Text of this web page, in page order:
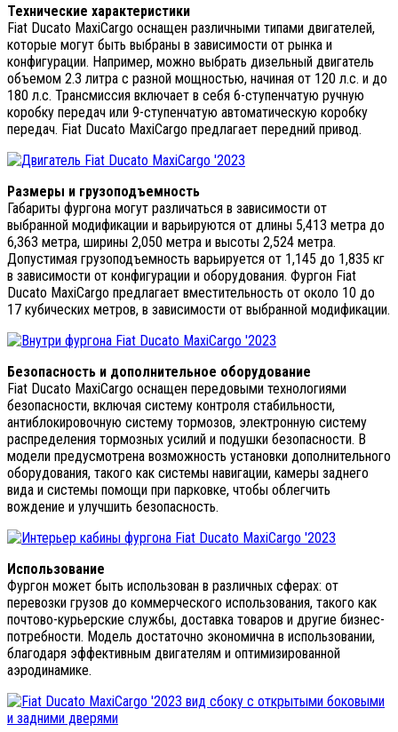
Технические характеристики
Fiat Ducato MaxiCargo оснащен различными типами двигателей,
которые могут быть выбраны в зависимости от рынка и
конфигурации. Например, можно выбрать дизельный двигатель
объемом 2.3 литра с разной мощностью, начиная от 120 л.с. и до
180 л.с. Трансмиссия включает в себя 6-ступенчатую ручную
коробку передач или 9-ступенчатую автоматическую коробку
передач. Fiat Ducato MaxiCargo предлагает передний привод.
Размеры и грузоподъемность
Габариты фургона могут различаться в зависимости от
выбранной модификации и варьируются от длины 5,413 метра до
6,363 метра, ширины 2,050 метра и высоты 2,524 метра.
Допустимая грузоподъемность варьируется от 1,145 до 1,835 кг
в зависимости от конфигурации и оборудования. Фургон Fiat
Ducato MaxiCargo предлагает вместительность от около 10 до
17 кубических метров, в зависимости от выбранной модификации.
Безопасность и дополнительное оборудование
Fiat Ducato MaxiCargo оснащен передовыми технологиями
безопасности, включая систему контроля стабильности,
антиблокировочную систему тормозов, электронную систему
распределения тормозных усилий и подушки безопасности. В
модели предусмотрена возможность установки дополнительного
оборудования, такого как системы навигации, камеры заднего
вида и системы помощи при парковке, чтобы облегчить
вождение и улучшить безопасность.
Использование
Фургон может быть использован в различных сферах: от
перевозки грузов до коммерческого использования, такого как
почтово-курьерские службы, доставка товаров и другие бизнес-
потребности. Модель достаточно экономична в использовании,
благодаря эффективным двигателям и оптимизированной
аэродинамике.